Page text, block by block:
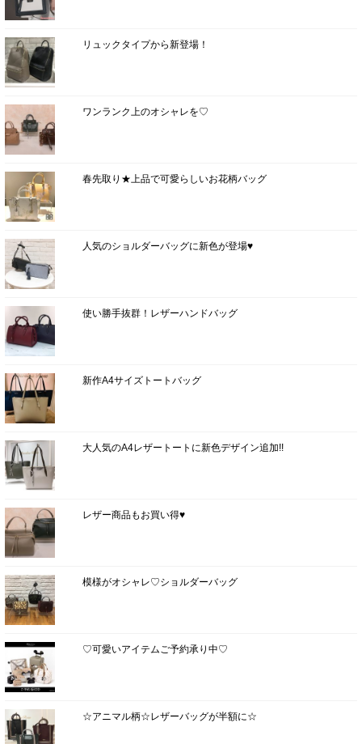
リュックタイプから新登場！
ワンランク上のオシャレを♡
春先取り★上品で可愛らしいお花柄バッグ
人気のショルダーバッグに新色が登場♥
使い勝手抜群！レザーハンドバッグ
新作A4サイズトートバッグ
大人気のA4レザートートに新色デザイン追加!!
レザー商品もお買い得♥
模様がオシャレ♡ショルダーバッグ
♡可愛いアイテムご予約承り中♡
☆アニマル柄☆レザーバッグが半額に☆